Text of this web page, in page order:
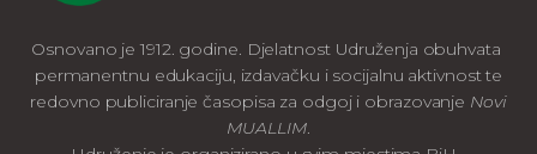
Osnovano je 1912. godine. Djelatnost Udruženja obuhvata
permanentnu edukaciju, izdavačku i socijalnu aktivnost te
redovno publiciranje časopisa za odgoj i obrazovanje Novi
MUALLIM.